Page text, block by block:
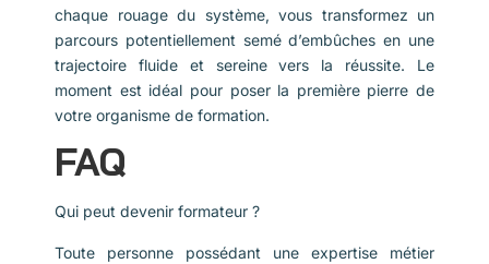
chaque rouage du système, vous transformez un
parcours potentiellement semé d’embûches en une
trajectoire fluide et sereine vers la réussite. Le
moment est idéal pour poser la première pierre de
votre organisme de formation.
FAQ
Qui peut devenir formateur ?
Toute personne possédant une expertise métier